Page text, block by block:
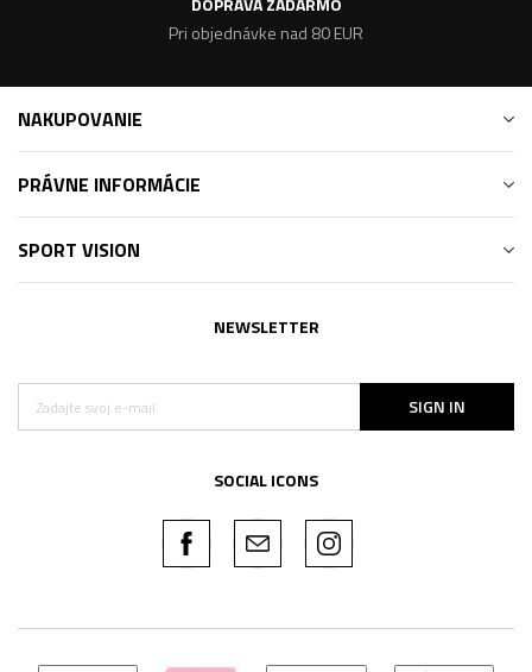
Pri objednávke nad 80 EUR
NAKUPOVANIE
PRÁVNE INFORMÁCIE
SPORT VISION
NEWSLETTER
SIGN IN
SOCIAL ICONS